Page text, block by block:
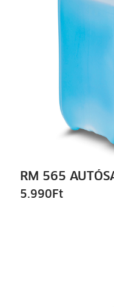
RM 565
5.990 Ft